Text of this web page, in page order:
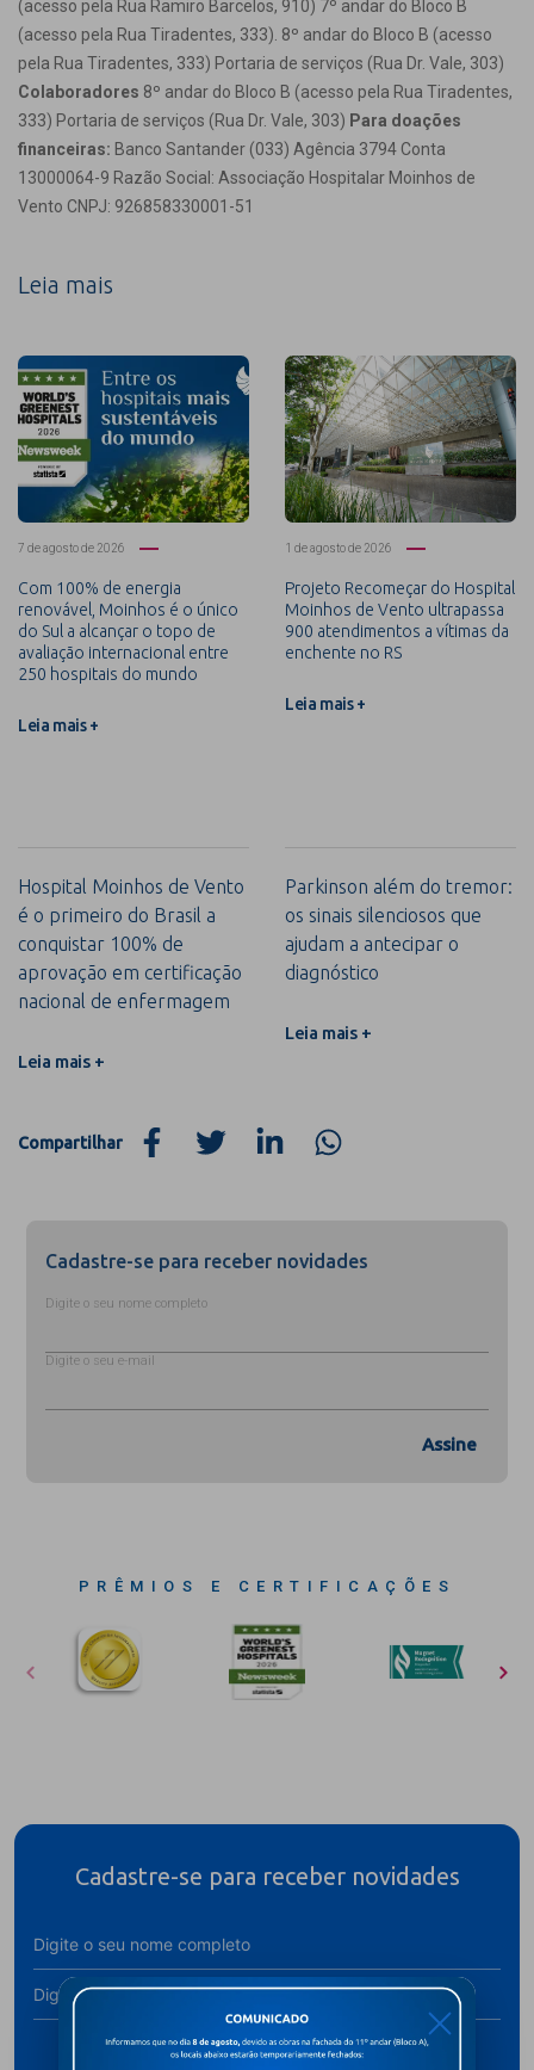
(acesso pela Rua Ramiro Barcelos, 910) 7º andar do Bloco B
(acesso pela Rua Tiradentes, 333). 8º andar do Bloco B (acesso
pela Rua Tiradentes, 333) Portaria de serviços (Rua Dr. Vale, 303)
Colaboradores 8º andar do Bloco B (acesso pela Rua Tiradentes,
333) Portaria de serviços (Rua Dr. Vale, 303) Para doações
financeiras: Banco Santander (033) Agência 3794 Conta
13000064-9 Razão Social: Associação Hospitalar Moinhos de
Vento CNPJ: 926858330001-51
Leia mais
7 de agosto de 2026
Com 100% de energia
renovável, Moinhos é o único
do Sul a alcançar o topo de
avaliação internacional entre
250 hospitais do mundo
Leia mais +
1 de agosto de 2026
Projeto Recomeçar do Hospital
Moinhos de Vento ultrapassa
900 atendimentos a vítimas da
enchente no RS
Leia mais +
Hospital Moinhos de Vento
é o primeiro do Brasil a
conquistar 100% de
aprovação em certificação
nacional de enfermagem
Leia mais +
Parkinson além do tremor:
os sinais silenciosos que
ajudam a antecipar o
diagnóstico
Leia mais +
Compartilhar
Cadastre-se para receber novidades
Digite o seu nome completo
Digite o seu e-mail
Assine
PRÊMIOS E CERTIFICAÇÕES
Cadastre-se para receber novidades
Assine
X